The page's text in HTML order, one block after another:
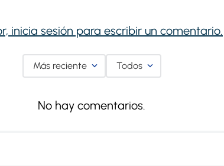
inicia sesión para escribir un comentario.
Más reciente Todos
No hay comentarios.